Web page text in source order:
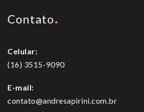
Contato
Celular:
(16) 3515-9090
E-mail:
contato@andresapirini.com.br